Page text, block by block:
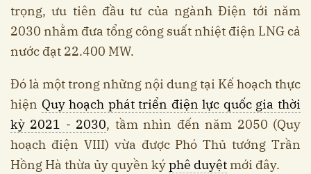
trọng, ưu tiên đầu tư của ngành Điện tới năm
2030 nhằm đưa tổng công suất nhiệt điện LNG cả
nước đạt 22.400 MW.
Đó là một trong những nội dung tại Kế hoạch thực
hiện Quy hoạch phát triển điện lực quốc gia thời
kỳ 2021 - 2030, tầm nhìn đến năm 2050 (Quy
hoạch điện VIII) vừa được Phó Thủ tướng Trần
Hồng Hà thừa ủy quyền kýphê duyệt mới đây.